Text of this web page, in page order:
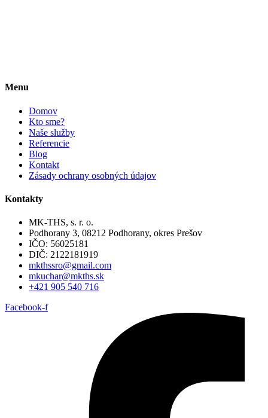
Menu
Domov
Kto sme?
Naše služby
Referencie
Blog
Kontakt
Zásady ochrany osobných údajov
Kontakty
MK-THS, s. r. o.
Podhorany 3, 08212 Podhorany, okres Prešov
IČO: 56025181
DIČ: 2122181919
mkthssro@gmail.com
mkuchar@mkths.sk
+421 905 540 716
Facebook-f